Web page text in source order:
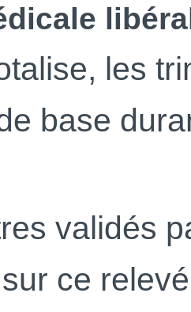
les
base
validés
ce